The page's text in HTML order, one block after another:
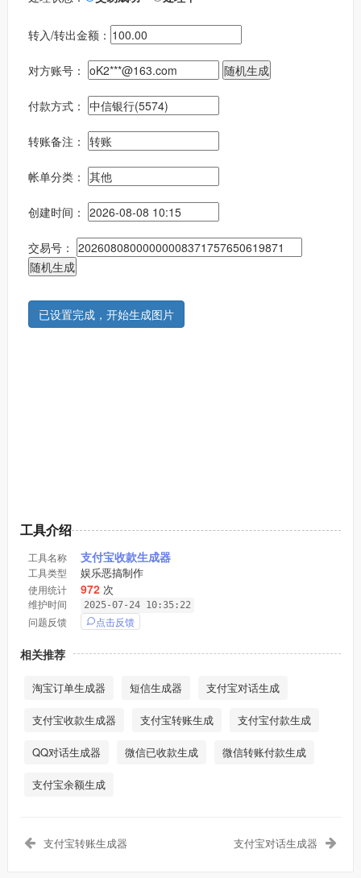
转入/转出金额：
对方账号：
付款方式：
转账备注：
帐单分类：
创建时间：
交易号：
工具介绍
工具名称 支付宝收款生成器
工具类型 娱乐恶搞制作
使用统计 972次
维护时间 2025-07-24 10:35:22
问题反馈 点击反馈
相关推荐
淘宝订单生成器 短信生成器 支付宝对话生成
支付宝收款生成器 支付宝转账生成 支付宝付款生成
QQ对话生成器 微信已收款生成 微信转账付款生成
支付宝余额生成
支付宝转账生成器 支付宝对话生成器